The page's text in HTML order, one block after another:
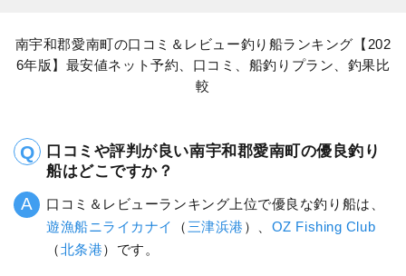
南宇和郡愛南町の口コミ＆レビュー釣り船ランキング【202
6年版】最安値ネット予約、口コミ、船釣りプラン、釣果比
較
口コミや評判が良い南宇和郡愛南町の優良釣り
船はどこですか？
口コミ＆レビューランキング上位で優良な釣り船は、
遊漁船ニライカナイ
（ 三津浜港 ）、 OZ Fishing Club
（北条港）です。